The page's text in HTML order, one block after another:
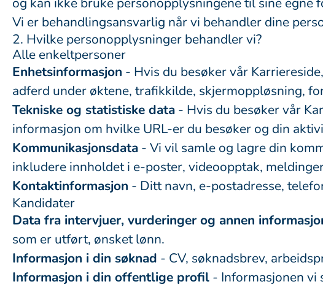
Vi er behandlingsansvarlig når vi behandler dine
2. Hvilke personopplysninger behandler vi?
Alle enkeltpersoner
Enhetsinformasjon - Hvis du besøker vår
adferd under øktene, trafikkilde, skjermoppløsning,
Tekniske og statistiske data - Hvis du besøker vår
informasjon om hvilke URL-er du besøker og din
Kommunikasjonsdata - Vi vil samle og lagre din
inkludere innholdet i e-poster, videoopptak,
Kontaktinformasjon - Ditt navn, e-postadresse,
Kandidater
Data fra intervjuer, vurderinger og annen
som er utført, ønsket lønn.
Informasjon i din søknad - CV, søknadsbrev,
Informasjon i din offentlige profil - Informasjonen vi